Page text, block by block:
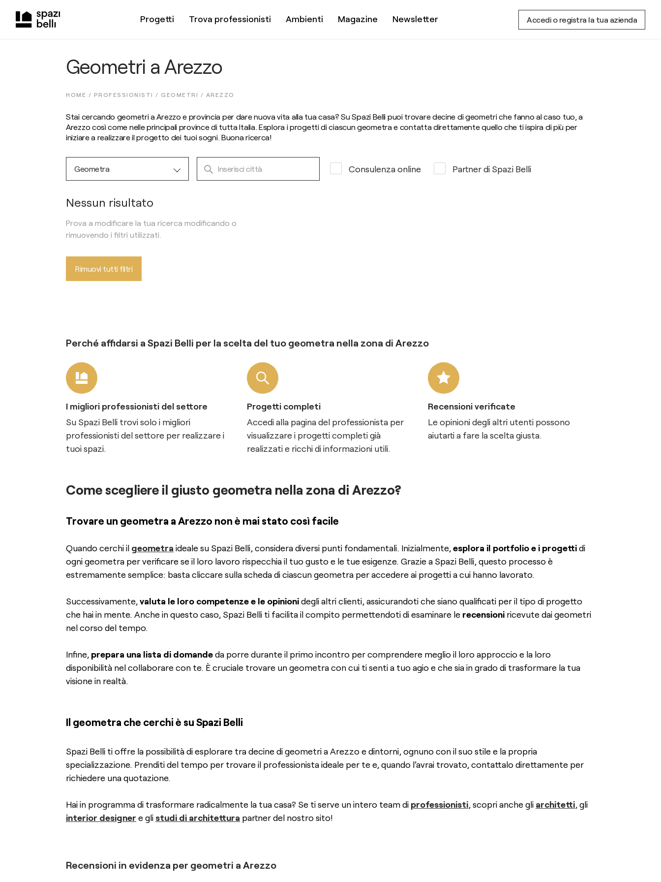
Progetti Trova professionisti Ambienti Magazine Newsletter Accedi o registra la tua azienda
Geometri a Arezzo
HOME / PROFESSIONISTI / GEOMETRI / AREZZO
Stai cercando geometri a Arezzo e provincia per dare nuova vita alla tua casa? Su Spazi Belli puoi trovare decine di geometri che fanno al caso tuo, a
Arezzo così come nelle principali province di tutta Italia. Esplora i progetti di ciascun geometra e contatta direttamente quello che ti ispira di più per
iniziare a realizzare il progetto dei tuoi sogni. Buona ricerca!
Geometra Inserisci città Consulenza online Partner di Spazi Belli
Nessun risultato
Prova a modificare la tua ricerca modificando o
rimuovendo i filtri utilizzati.
Rimuovi tutti filtri
Perché affidarsi a Spazi Belli per la scelta del tuo geometra nella zona di Arezzo
I migliori professionisti del settore
Su Spazi Belli trovi solo i migliori
professionisti del settore per realizzare i
tuoi spazi.
Progetti completi
Accedi alla pagina del professionista per
visualizzare i progetti completi già
realizzati e ricchi di informazioni utili.
Recensioni verificate
Le opinioni degli altri utenti possono
aiutarti a fare la scelta giusta.
Come scegliere il giusto geometra nella zona di Arezzo?
Trovare un geometra a Arezzo non è mai stato così facile
Quando cerchi il geometra ideale su Spazi Belli, considera diversi punti fondamentali. Inizialmente,esplora il portfolio e i progettidi
ogni geometra per verificare se il loro lavoro rispecchia il tuo gusto e le tue esigenze. Grazie a Spazi Belli, questo processo è
estremamente semplice: basta cliccare sulla scheda di ciascun geometra per accedere ai progetti a cui hanno lavorato.
Successivamente,valuta le loro competenze e le opinionidegli altri clienti, assicurandoti che siano qualificati per il tipo di progetto
che hai in mente. Anche in questo caso, Spazi Belli ti facilita il compito permettendoti di esaminare le recensioni ricevute dai geometri
nel corso del tempo.
Infine, prepara una lista di domandeda porre durante il primo incontro per comprendere meglio il loro approccio e la loro
disponibilità nel collaborare con te. È cruciale trovare un geometra con cui ti senti a tuo agio e che sia in grado di trasformare la tua
visione in realtà.
Il geometra che cerchi è su Spazi Belli
Spazi Belli ti offre la possibilità di esplorare tra decine di geometri a Arezzo e dintorni, ognuno con il suo stile e la propria
specializzazione. Prenditi del tempo per trovare il professionista ideale per te e, quando l’avrai trovato, contattalo direttamente per
richiedere una quotazione.
Hai in programma di trasformare radicalmente la tua casa? Se ti serve un intero team di professionisti, scopri anche gli architetti, gli
interior designer e gli studi di architettura partner del nostro sito!
Recensioni in evidenza per geometri a Arezzo